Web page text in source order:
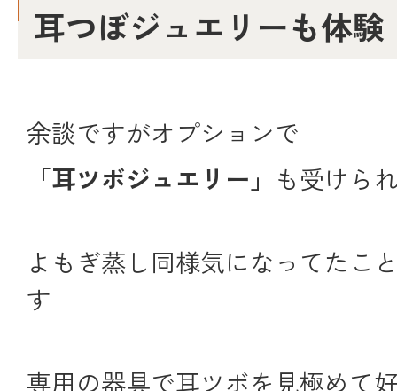
耳つぼジュエリーも体験
余談ですがオプションで
「耳ツボジュエリー」 も受けら
よもぎ蒸し同様気になってたこ
す
専用の器具で耳ツボを見極めて